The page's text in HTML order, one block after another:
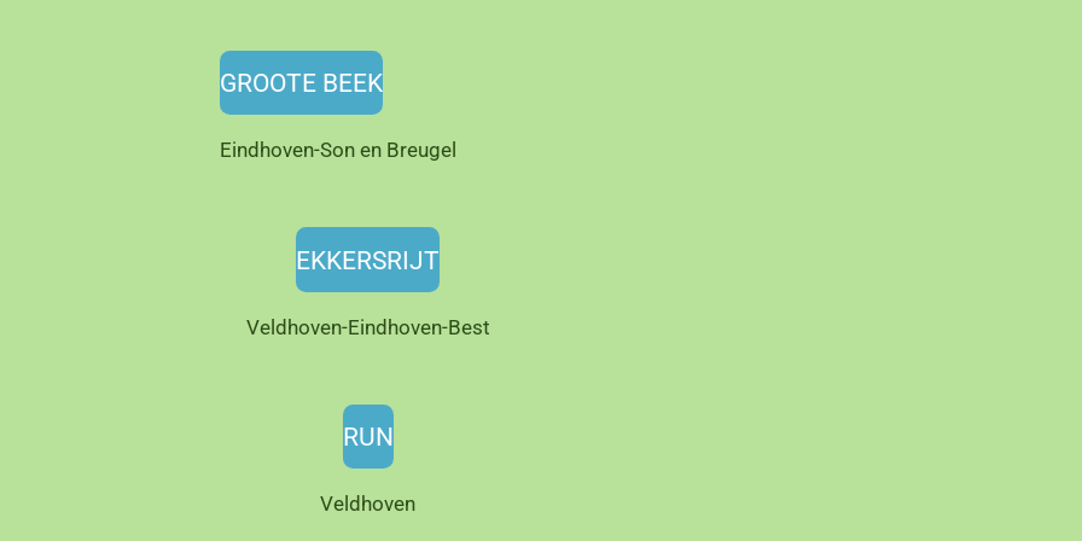
GROOTE BEEK
Eindhoven-Son en Breugel
EKKERSRIJT
Veldhoven-Eindhoven-Best
RUN
Veldhoven